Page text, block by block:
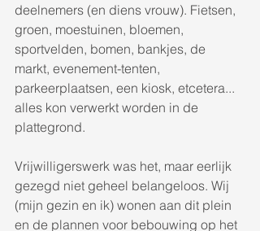
deelnemers (en diens vrouw). Fietsen,
groen, moestuinen, bloemen,
sportvelden, bomen, bankjes, de
markt, evenement-tenten,
parkeerplaatsen, een kiosk, etcetera...
alles kon verwerkt worden in de
plattegrond.
Vrijwilligerswerk was het, maar eerlijk
gezegd niet geheel belangeloos. Wij
(mijn gezin en ik) wonen aan dit plein
en de plannen voor bebouwing op het